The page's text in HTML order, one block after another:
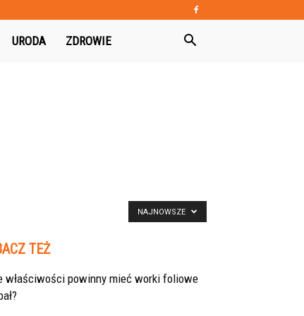
URODA ZDROWIE
NAJNOWSZE
TEŻ
właściwości powinny mieć worki foliowe